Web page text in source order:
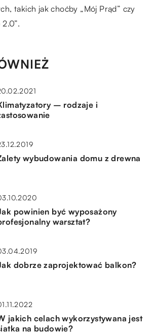
takich jak choćby „Mój Prąd” czy
– rodzaje i
wybudowania domu z drewna
powinien być wyposażony
warsztat?
dobrze zaprojektować balkon?
jakich celach wykorzystywana jest
na budowie?